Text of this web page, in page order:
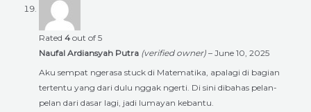
Rated 4 out of 5
Naufal Ardiansyah Putra (verified owner) – June 10, 2025
Aku sempat ngerasa stuck di Matematika, apalagi di bagian
tertentu yang dari dulu nggak ngerti. Di sini dibahas pelan-
pelan dari dasar lagi, jadi lumayan kebantu.